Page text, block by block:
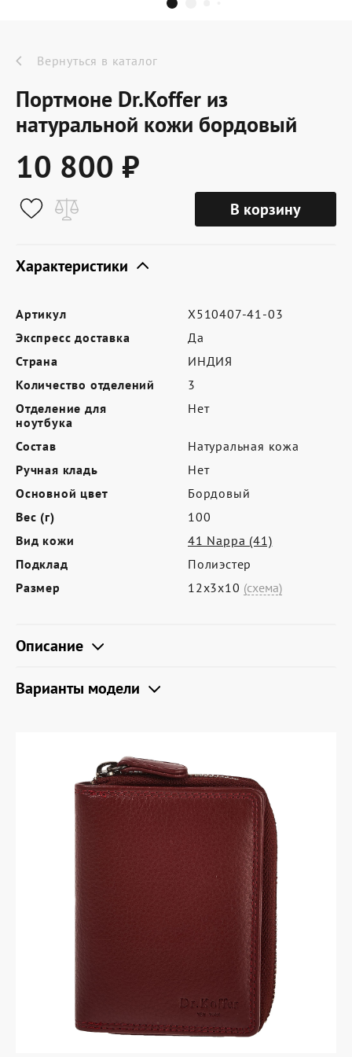
Новинки
Акции
О компании
Условия доставки
Сертификат Dr.Koffer
Где купить
Партнерам
Контакты
Программа лояльности
Политика обработки персональных
данных
Вернуться в каталог
Портмоне Dr.Koffer из
натуральной кожи бордовый
10 800 ₽
В корзину
Характеристики
Артикул
X510407-41-03
Экспресс доставка
Да
Страна
ИНДИЯ
Количество отделений
3
Отделение для
ноутбука
Нет
Состав
Натуральная кожа
Ручная кладь
Нет
Основной цвет
Бордовый
Вес (г)
100
Вид кожи
41 Nappa (41)
Подклад
Полиэстер
Размер
12х3х10 (схема)
Описание
Варианты модели